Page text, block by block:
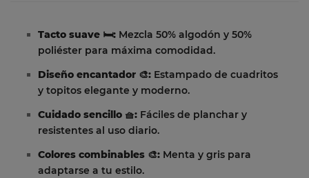
Tacto suave 🛏️: Mezcla 50% algodón y 50%
poliéster para máxima comodidad.
Diseño encantador 🎨: Estampado de cuadritos
y topitos elegante y moderno.
Cuidado sencillo 🧺: Fáciles de planchar y
resistentes al uso diario.
Colores combinables 🎨: Menta y gris para
adaptarse a tu estilo.